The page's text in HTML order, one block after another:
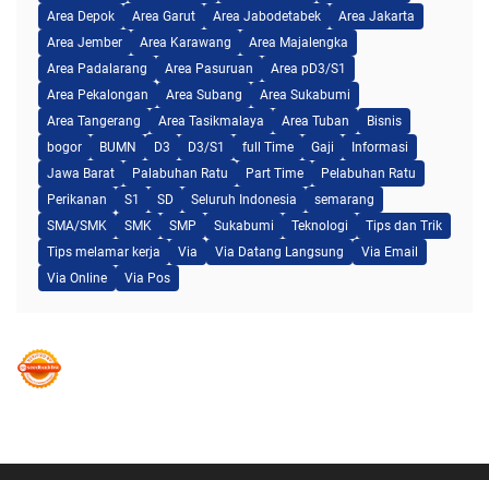
Area Depok
Area Garut Area Jabodetabek
Area Jakarta
Area Jember
Area Karawang
Area Majalengka
Area Padalarang
Area Pasuruan
Area pD3/S1
Area Pekalongan
Area Subang
Area Sukabumi
Area Tangerang
Area Tasikmalaya Area Tuban
Bisnis
bogor
BUMN D3 D3/S1 full Time Gaji
Informasi
Jawa Barat
Palabuhan Ratu Part Time
Pelabuhan Ratu
Perikanan
S1 SD Seluruh Indonesia
semarang
SMA/SMK
SMK SMP Sukabumi Teknologi
Tips dan Trik
Tips melamar kerja
Via Via Datang Langsung
Via Email
Via Online
Via Pos